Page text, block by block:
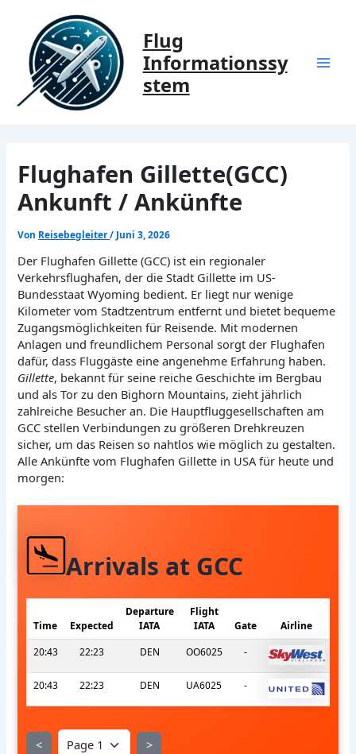
springen
Flug
Informationssy
stem
Flughafen Gillette(GCC)
Ankunft / Ankünfte
Von Reisebegleiter/ Juni 3, 2026
Der Flughafen Gillette (GCC) ist ein regionaler
Verkehrsflughafen, der die Stadt Gillette im US-
Bundesstaat Wyoming bedient. Er liegt nur wenige
Kilometer vom Stadtzentrum entfernt und bietet bequeme
Zugangsmöglichkeiten für Reisende. Mit modernen
Anlagen und freundlichem Personal sorgt der Flughafen
dafür, dass Fluggäste eine angenehme Erfahrung haben.
Gillette, bekannt für seine reiche Geschichte im Bergbau
und als Tor zu den Bighorn Mountains, zieht jährlich
zahlreiche Besucher an. Die Hauptfluggesellschaften am
GCC stellen Verbindungen zu größeren Drehkreuzen
sicher, um das Reisen so nahtlos wie möglich zu gestalten.
Alle Ankünfte vom Flughafen Gillette in USA für heute und
morgen:
Arrivals at GCC
Time Expected
Departure
IATA
Flight
IATA
Gate
Airline
20:43
22:23 DEN OO6025 -
20:43 22:23 DEN UA6025 -
< >